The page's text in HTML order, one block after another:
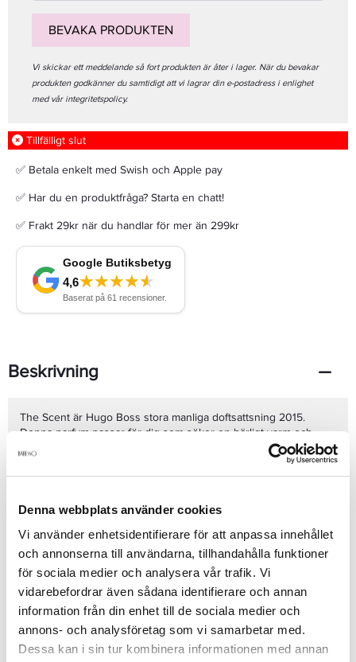
Denna webbplats använder cookies
Vi använder enhetsidentifierare för att anpassa innehållet
och annonserna till användarna, tillhandahålla funktioner
för sociala medier och analysera vår trafik. Vi
vidarebefordrar även sådana identifierare och annan
information från din enhet till de sociala medier och
annons- och analysföretag som vi samarbetar med.
Dessa kan i sin tur kombinera informationen med annan
BEVAKA PRODUKTEN
Vi skickar ett meddelande så fort produkten är åter i lager. När du bevakar
produkten godkänner du samtidigt att vi lagrar din e-postadress i enlighet
med vår integritetspolicy.
Tillfälligt slut
✅ Betala enkelt med Swish och Apple pay
✅ Har du en produktfråga? Starta en chatt!
✅ Frakt 29kr när du handlar för mer än 299kr
Beskrivning
The Scent är Hugo Boss stora manliga doftsattsning 2015.
Denna parfym passar för dig som söker en härligt varm och
förföriskt manlig doft. Toppnoter av fräsch och kryddig ingefära
ger doften dess stimulerande energi. Basnoten av härlig läder
ger en förförisk värme till parfymen. För första gången någonsin
dess doft påminner om jordgubbar och passionsfrukt doppade i
och bidrar till en fokuserad, attraherande och otämd doft. Doften
har även inslag av manlig lavendel.
Se mer
Produktdetaljer
Recensioner